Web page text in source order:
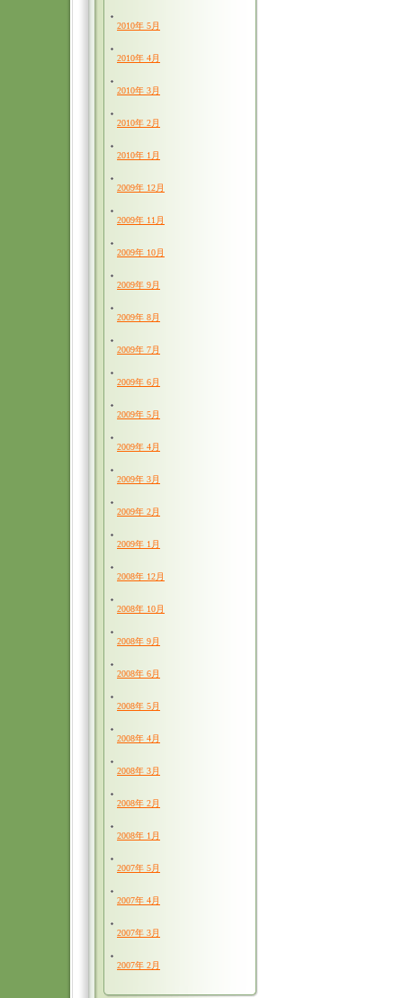
2010年 5月
2010年 4月
2010年 3月
2010年 2月
2010年 1月
2009年 12月
2009年 11月
2009年 10月
2009年 9月
2009年 8月
2009年 7月
2009年 6月
2009年 5月
2009年 4月
2009年 3月
2009年 2月
2009年 1月
2008年 12月
2008年 10月
2008年 9月
2008年 6月
2008年 5月
2008年 4月
2008年 3月
2008年 2月
2008年 1月
2007年 5月
2007年 4月
2007年 3月
2007年 2月